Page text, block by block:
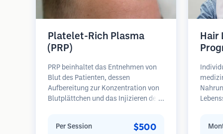
Platelet-Rich Plasma
(PRP)
PRP beinhaltet das Entnehmen von
Blut des Patienten, dessen
Aufbereitung zur Konzentration von
Blutplättchen und das Injizieren des
Wachstumsfaktoren in den
Per Session $500
Hair